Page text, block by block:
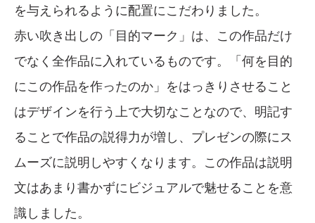
を与えられるように配置にこだわりました。
赤い吹き出しの「目的マーク」は、この作品だけ
でなく全作品に入れているものです。「何を目的
にこの作品を作ったのか」をはっきりさせること
はデザインを行う上で大切なことなので、明記す
ることで作品の説得力が増し、プレゼンの際にス
ムーズに説明しやすくなります。この作品は説明
文はあまり書かずにビジュアルで魅せることを意
識しました。